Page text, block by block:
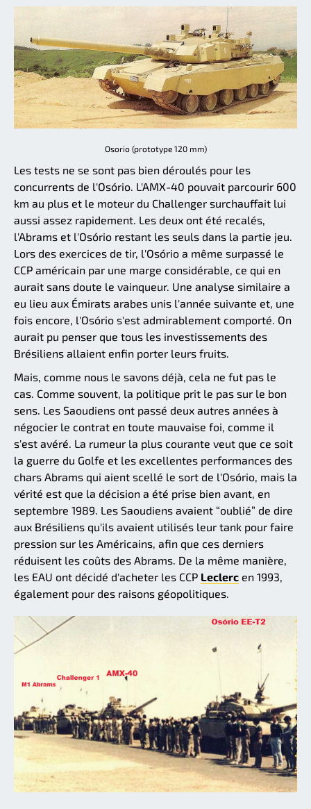
Osorio (prototype 120 mm)
Les tests ne se sont pas bien déroulés pour les
concurrents de l'Osório. L'AMX-40 pouvait parcourir 600
km au plus et le moteur du Challenger surchauffait lui
aussi assez rapidement. Les deux ont été recalés,
l'Abrams et l'Osório restant les seuls dans la partie jeu.
Lors des exercices de tir, l'Osório a même surpassé le
CCP américain par une marge considérable, ce qui en
aurait sans doute le vainqueur. Une analyse similaire a
eu lieu aux Émirats arabes unis l'année suivante et, une
fois encore, l'Osório s'est admirablement comporté. On
aurait pu penser que tous les investissements des
Brésiliens allaient enfin porter leurs fruits.
Mais, comme nous le savons déjà, cela ne fut pas le
cas. Comme souvent, la politique prit le pas sur le bon
sens. Les Saoudiens ont passé deux autres années à
négocier le contrat en toute mauvaise foi, comme il
s'est avéré. La rumeur la plus courante veut que ce soit
la guerre du Golfe et les excellentes performances des
chars Abrams qui aient scellé le sort de l'Osório, mais la
vérité est que la décision a été prise bien avant, en
septembre 1989. Les Saoudiens avaient “oublié” de dire
aux Brésiliens qu'ils avaient utilisés leur tank pour faire
pression sur les Américains, afin que ces derniers
réduisent les coûts des Abrams. De la même manière,
les EAU ont décidé d'acheter les CCP Leclerc en 1993,
également pour des raisons géopolitiques.